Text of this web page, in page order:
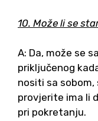
10. Može li se
A: Da, može se
priključenog
nositi sa
provjerite ima li
pri pokretanju.